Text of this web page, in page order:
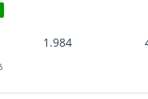
1.984